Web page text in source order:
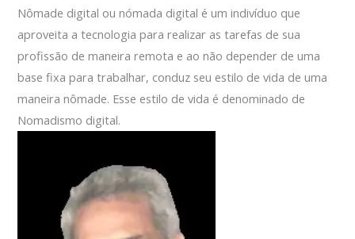
Nômade digital ou nómada digital é um indivíduo que
aproveita a tecnologia para realizar as tarefas de sua
profissão de maneira remota e ao não depender de uma
base fixa para trabalhar, conduz seu estilo de vida de uma
maneira nômade. Esse estilo de vida é denominado de
Nomadismo digital.